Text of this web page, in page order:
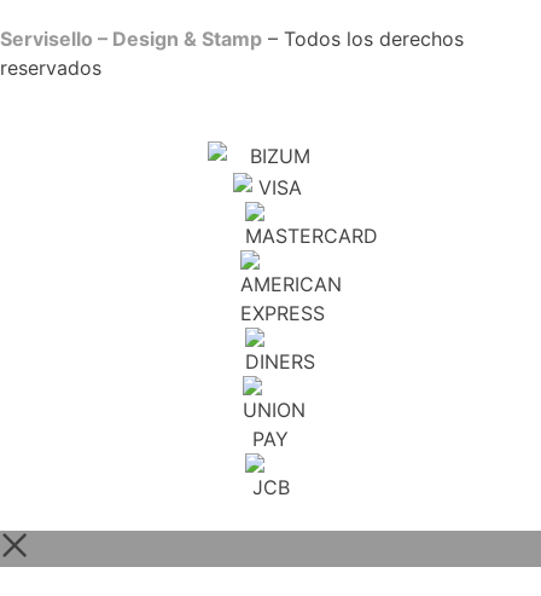
Servisello – Design & Stamp – Todos los derechos
reservados